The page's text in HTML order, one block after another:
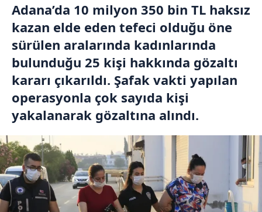
Adana’da 10 milyon 350 bin TL haksız
kazan elde eden tefeci olduğu öne
sürülen aralarında kadınlarında
bulunduğu 25 kişi hakkında gözaltı
kararı çıkarıldı. Şafak vakti yapılan
operasyonla çok sayıda kişi
yakalanarak gözaltına alındı.